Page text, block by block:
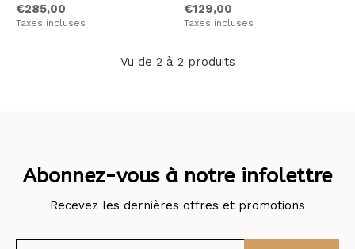
€285,00
Taxes incluses
€129,00
Taxes incluses
Vu de 2 à 2 produits
Abonnez-vous à notre infolettre
Recevez les dernières offres et promotions